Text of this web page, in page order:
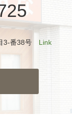
3-番38号 Link